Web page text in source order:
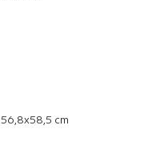
56,8x58,5 cm